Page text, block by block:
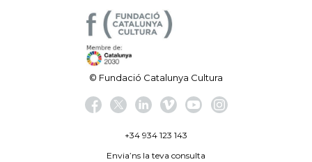
© Fundació Catalunya Cultura
+34 934 123 143
Envia’ns la teva consulta